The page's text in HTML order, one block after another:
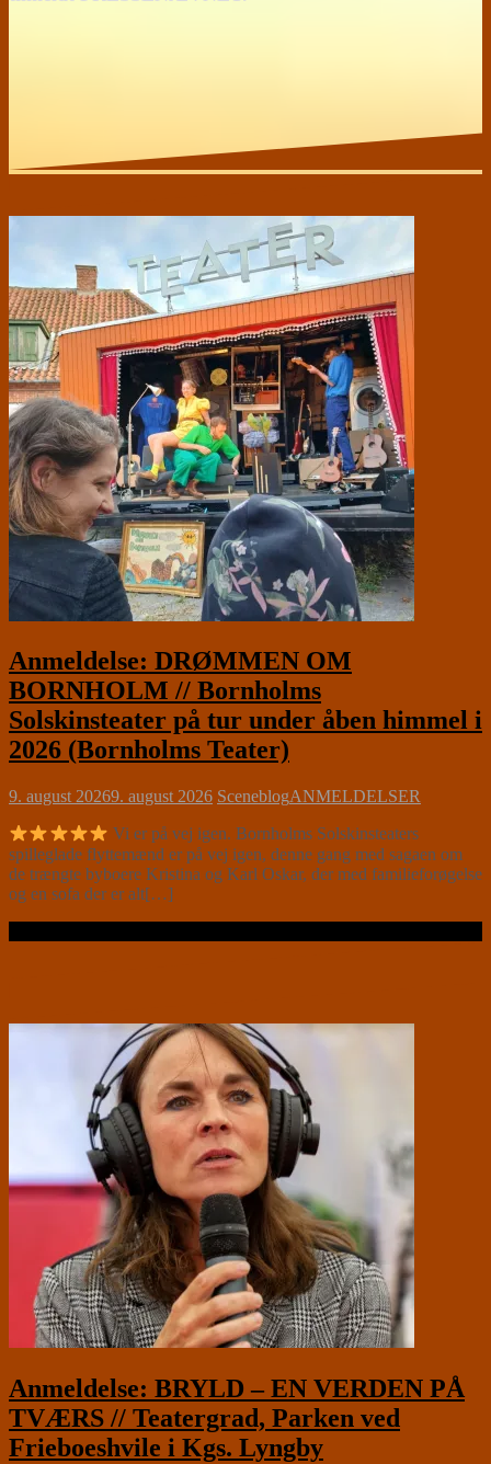
Anmeldelse: DRØMMEN OM
BORNHOLM // Bornholms
Solskinsteater på tur under åben himmel i
2026 (Bornholms Teater)
9. august 20269. august 2026 SceneblogANMELDELSER
Vi er på vej igen. Bornholms Solskinsteaters
spilleglade flyttemænd er på vej igen, denne gang med sagaen om
de trængte byboere Kristina og Karl Oskar, der med familieforøgelse
og en sofa der er alt[…]
Anmeldelse: BRYLD – EN VERDEN PÅ
TVÆRS // Teatergrad, Parken ved
Frieboeshvile i Kgs. Lyngby